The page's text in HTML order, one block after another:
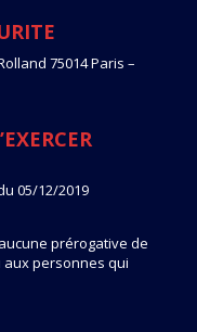
75014 Paris –
05/12/2019
prérogative de
aux personnes qui